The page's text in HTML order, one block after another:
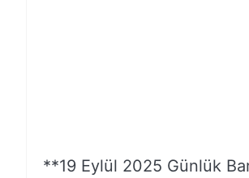
**19 Eylül 2025 Günlük